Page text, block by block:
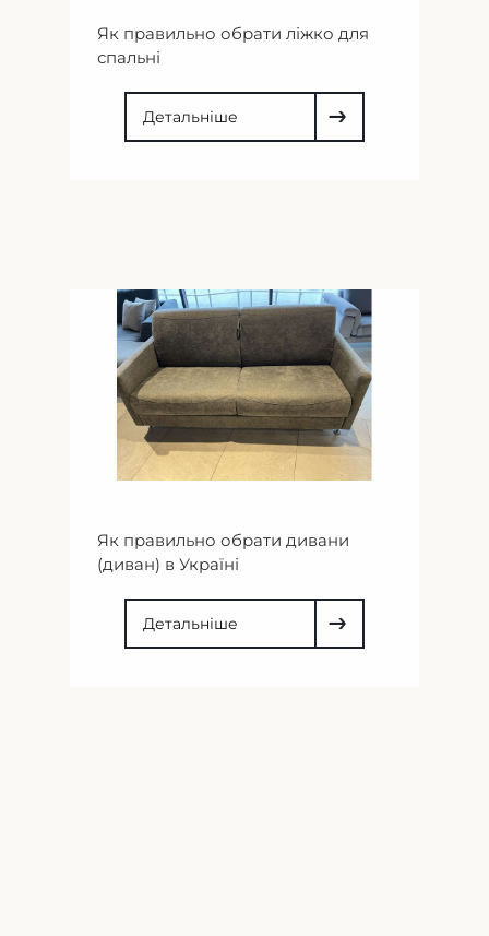
Як правильно обрати ліжко для
спальні
Детальніше
Як правильно обрати дивани
(диван) в Україні
Детальніше